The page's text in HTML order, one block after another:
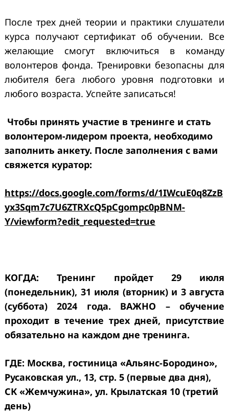
После трех дней теории и практики слушатели
курса получают сертификат об обучении. Все
желающие смогут включиться в команду
волонтеров фонда. Тренировки безопасны для
любителя бега любого уровня подготовки и
любого возраста. Успейте записаться!
Чтобы принять участие в тренинге и стать
волонтером-лидером проекта, необходимо
заполнить анкету. После заполнения с вами
свяжется куратор:
https://docs.google.com/forms/d/1IWcuE0q8ZzB
yx3Sqm7c7U6ZTRXcQ5pCgompc0pBNM-
Y/viewform?edit_requested=true
КОГДА: Тренинг пройдет 29 июля
(понедельник), 31 июля (вторник) и 3 августа
(суббота) 2024 года. ВАЖНО – обучение
проходит в течение трех дней, присутствие
обязательно на каждом дне тренинга.
ГДЕ: Москва, гостиница «Альянс-Бородино»,
Русаковская ул., 13, стр. 5 (первые два дня),
СК «Жемчужина», ул. Крылатская 10 (третий
день)